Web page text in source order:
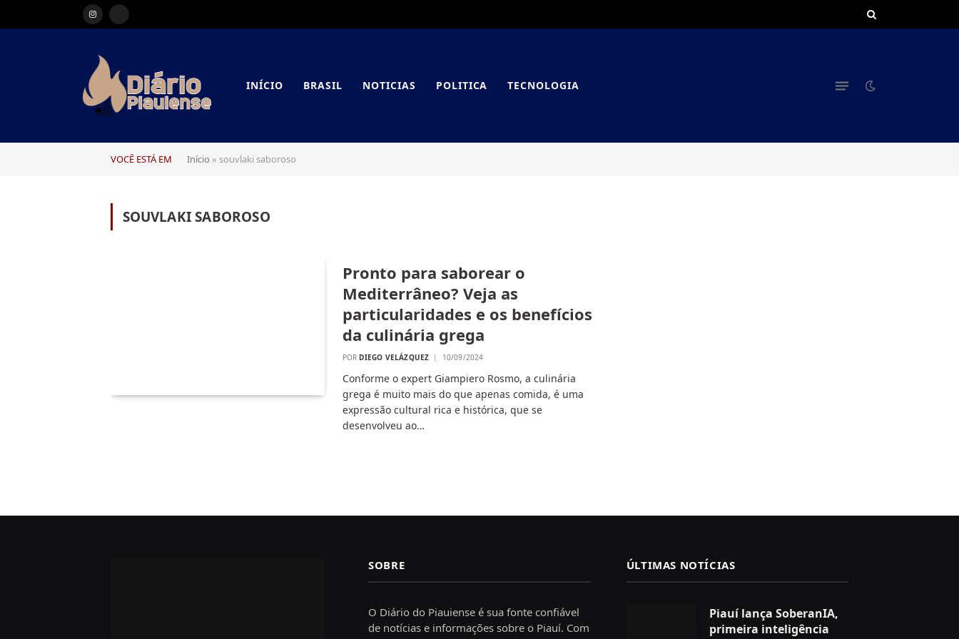
Instagram
RSS
INÍCIO BRASIL NOTICIAS POLITICA TECNOLOGIA
VOCÊ ESTÁ EM Início » souvlaki saboroso
SOUVLAKI SABOROSO
Pronto para saborear o
Mediterrâneo? Veja as
particularidades e os benefícios
da culinária grega
POR DIEGO VELÁZQUEZ 10/09/2024
Conforme o expert Giampiero Rosmo, a culinária
grega é muito mais do que apenas comida, é uma
expressão cultural rica e histórica, que se
desenvolveu ao…
SOBRE
O Diário do Piauiense é sua fonte confiável
de notícias e informações sobre o Piauí. Com
ÚLTIMAS NOTÍCIAS
Piauí lança SoberanIA,
primeira inteligência